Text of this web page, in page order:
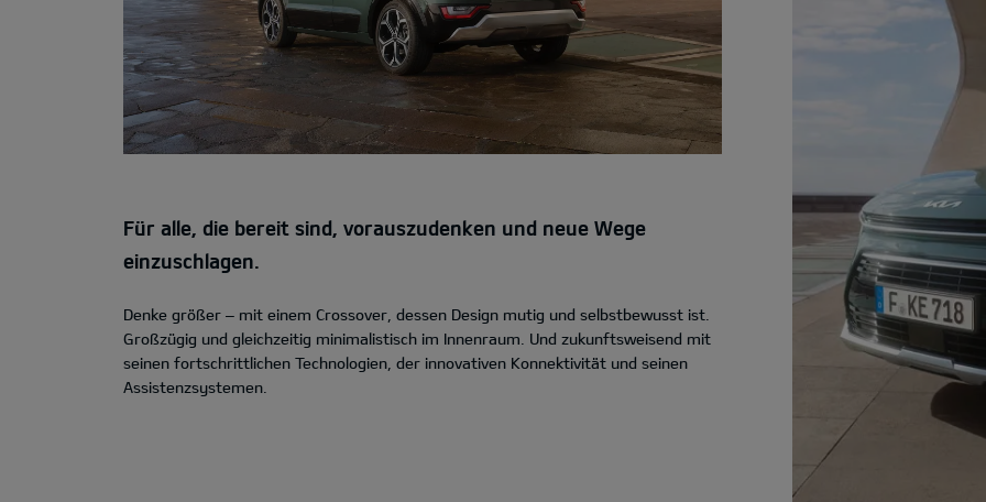
Für alle, die bereit sind, vorauszudenken und neue Wege
einzuschlagen.
Denke größer – mit einem Crossover, dessen Design mutig und selbstbewusst ist.
Großzügig und gleichzeitig minimalistisch im Innenraum. Und zukunftsweisend mit
seinen fortschrittlichen Technologien, der innovativen Konnektivität und seinen
Assistenzsystemen.